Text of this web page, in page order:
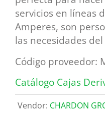
servicios en líneas
Amperes, son
las necesidades
Código proveedor:
Catálogo Cajas
Vendor: CHARDON